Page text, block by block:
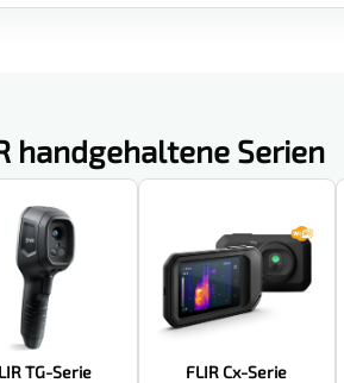
handgehaltene Serien
TG-Serie FLIR Cx-Serie